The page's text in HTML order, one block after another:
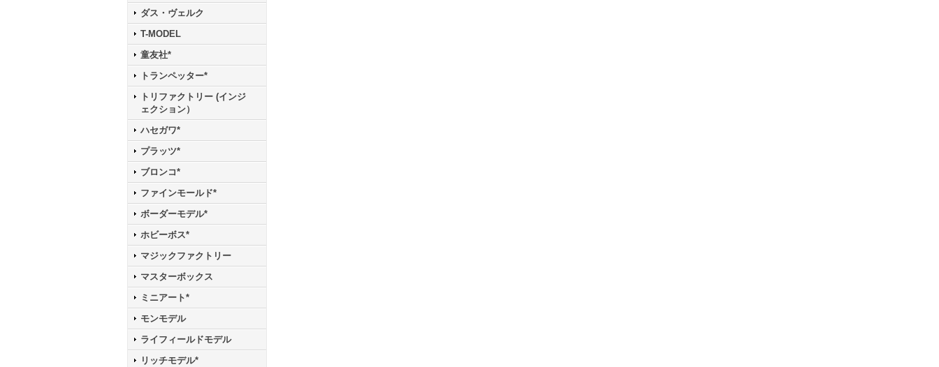
ダス・ヴェルク
T-MODEL
童友社*
トランペッター*
トリファクトリー (インジ
ェクション）
ハセガワ*
プラッツ*
ブロンコ*
ファインモールド*
ボーダーモデル*
ホビーボス*
マジックファクトリー
マスターボックス
ミニアート*
モンモデル
ライフィールドモデル
リッチモデル*